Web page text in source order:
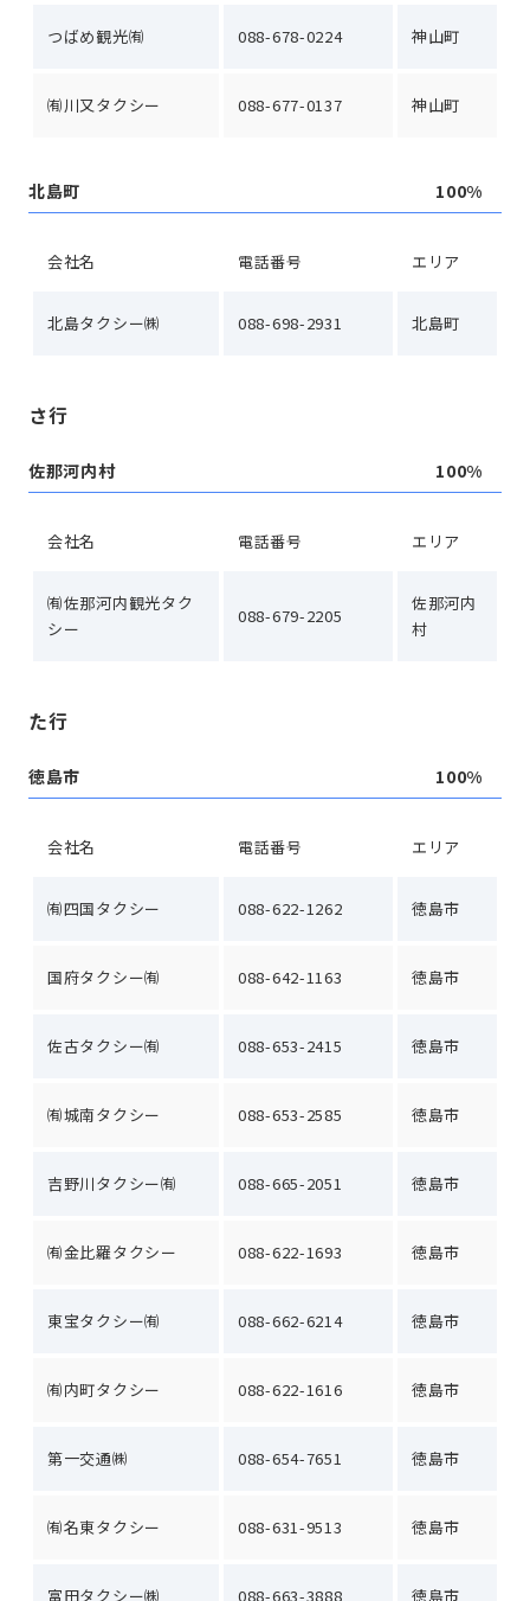
つばめ観光㈲ 088-678-0224 神山町
㈲川又タクシー 088-677-0137 神山町
北島町 100%
会社名 電話番号 エリア
北島タクシー㈱ 088-698-2931 北島町
さ行
佐那河内村 100%
会社名 電話番号 エリア
㈲佐那河内観光タク
シー
088-679-2205
佐那河内
村
た行
徳島市 100%
会社名 電話番号 エリア
㈲四国タクシー 088-622-1262 徳島市
国府タクシー㈲ 088-642-1163 徳島市
佐古タクシー㈲ 088-653-2415 徳島市
㈲城南タクシー 088-653-2585 徳島市
吉野川タクシー㈲ 088-665-2051 徳島市
㈲金比羅タクシー 088-622-1693 徳島市
東宝タクシー㈲ 088-662-6214 徳島市
㈲内町タクシー 088-622-1616 徳島市
第一交通㈱ 088-654-7651 徳島市
㈲名東タクシー 088-631-9513 徳島市
富田タクシー㈱ 088-663-3888 徳島市